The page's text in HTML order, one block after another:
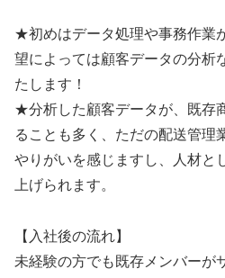
★初めはデータ処理や事務作業
望によっては顧客データの分析
たします！
★分析した顧客データが、既存
ることも多く、ただの配送管理
やりがいを感じますし、人材と
上げられます。
【入社後の流れ】
未経験の方でも既存メンバーが